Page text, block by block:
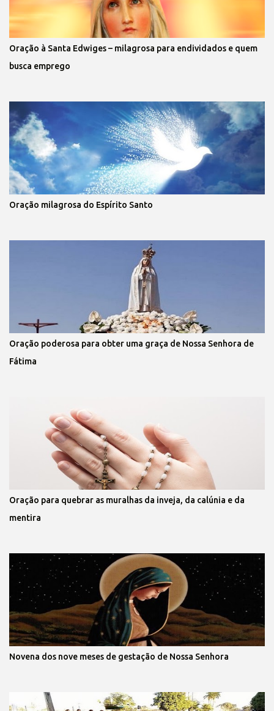
Oração à Santa Edwiges – milagrosa para endividados e quem
busca emprego
Oração milagrosa do Espírito Santo
Oração poderosa para obter uma graça de Nossa Senhora de
Fátima
Oração para quebrar as muralhas da inveja, da calúnia e da
mentira
Novena dos nove meses de gestação de Nossa Senhora